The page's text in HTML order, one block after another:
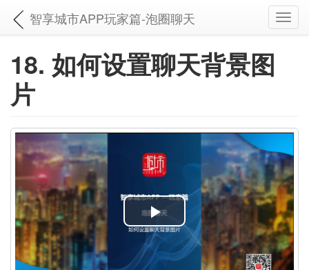
智享城市APP玩家篇-泡圈聊天
18. 如何设置聊天背景图
片
P
l